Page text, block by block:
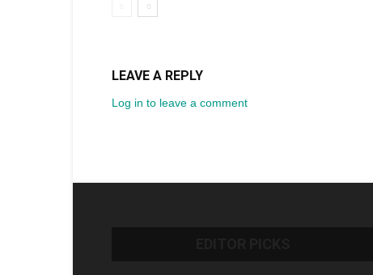
LEAVE A REPLY
Log in to leave a comment